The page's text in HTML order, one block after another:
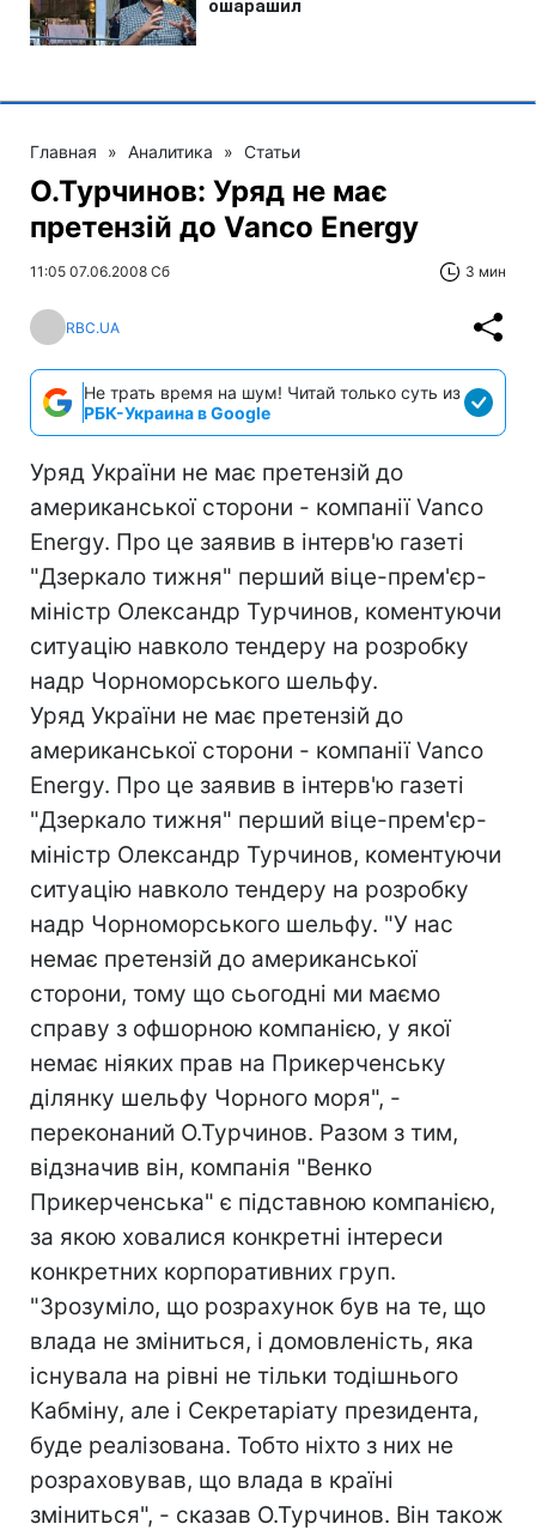
Главная » Аналитика » Статьи
О.Турчинов: Уряд не має
претензій до Vanco Energy
11:05 07.06.2008 Сб 3 мин
RBC.UA
Не трать время на шум! Читай только суть из
РБК-Украина в Google
Уряд України не має претензій до
американської сторони - компанії Vanco
Energy. Про це заявив в інтерв'ю газеті
"Дзеркало тижня" перший віце-прем'єр-
міністр Олександр Турчинов, коментуючи
ситуацію навколо тендеру на розробку
надр Чорноморського шельфу.
Уряд України не має претензій до
американської сторони - компанії Vanco
Energy. Про це заявив в інтерв'ю газеті
"Дзеркало тижня" перший віце-прем'єр-
міністр Олександр Турчинов, коментуючи
ситуацію навколо тендеру на розробку
надр Чорноморського шельфу. "У нас
немає претензій до американської
сторони, тому що сьогодні ми маємо
справу з офшорною компанією, у якої
немає ніяких прав на Прикерченську
ділянку шельфу Чорного моря", -
переконаний О.Турчинов. Разом з тим,
відзначив він, компанія "Венко
Прикерченська" є підставною компанією,
за якою ховалися конкретні інтереси
конкретних корпоративних груп.
"Зрозуміло, що розрахунок був на те, що
влада не зміниться, і домовленість, яка
існувала на рівні не тільки тодішнього
Кабміну, але і Секретаріату президента,
буде реалізована. Тобто ніхто з них не
розраховував, що влада в країні
зміниться", - сказав О.Турчинов. Він також